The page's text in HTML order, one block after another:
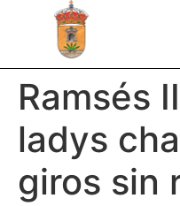
Ramsés
ladys
giros sin